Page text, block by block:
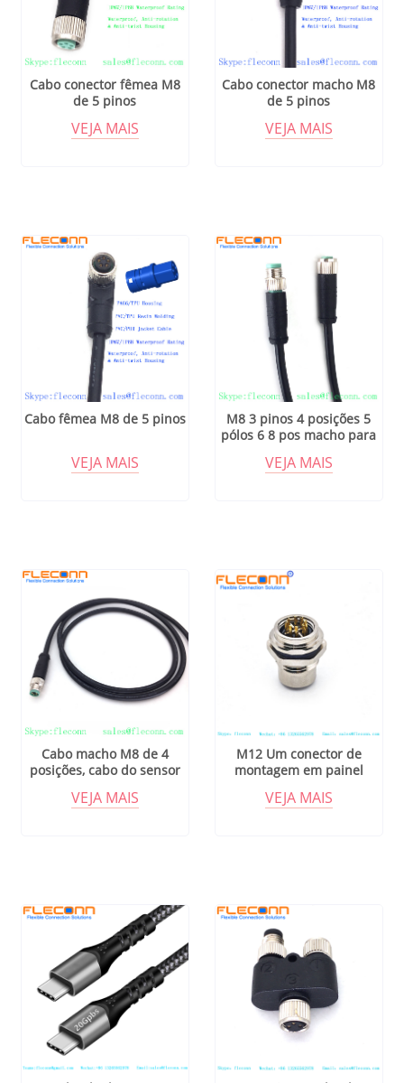
Cabo conector fêmea M8
de 5 pinos
VEJA MAIS
Cabo conector macho M8
de 5 pinos
VEJA MAIS
Cabo fêmea M8 de 5 pinos
VEJA MAIS
M8 3 pinos 4 posições 5
pólos 6 8 pos macho para
reto sobremoldado
VEJA MAIS
Cabo macho M8 de 4
posições, cabo do sensor
VEJA MAIS
M12 Um conector de
montagem em painel
com fio para automação de
VEJA MAIS